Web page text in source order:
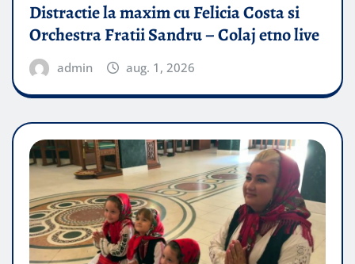
Distractie la maxim cu Felicia Costa si
Orchestra Fratii Sandru – Colaj etno live
admin aug. 1, 2026